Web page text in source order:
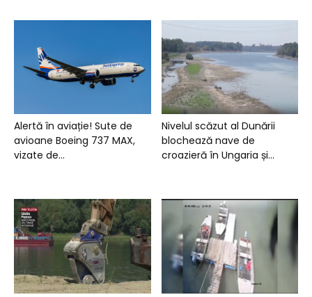
Alertă în aviație! Sute de
avioane Boeing 737 MAX,
vizate de...
Nivelul scăzut al Dunării
blochează nave de
croazieră în Ungaria și...